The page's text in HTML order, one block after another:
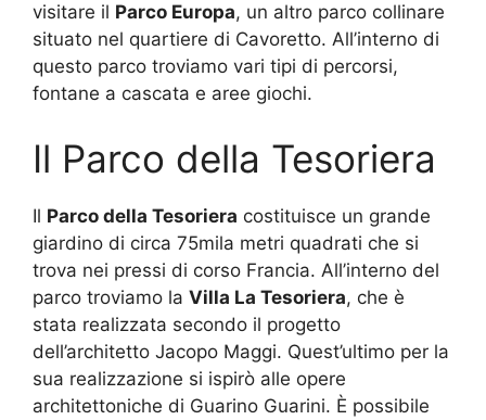
visitare il Parco Europa, un altro parco collinare
situato nel quartiere di Cavoretto. All’interno di
questo parco troviamo vari tipi di percorsi,
fontane a cascata e aree giochi.
Il Parco della Tesoriera
Il Parco della Tesoriera costituisce un grande
giardino di circa 75mila metri quadrati che si
trova nei pressi di corso Francia. All’interno del
parco troviamo la Villa La Tesoriera, che è
stata realizzata secondo il progetto
dell’architetto Jacopo Maggi. Quest’ultimo per la
sua realizzazione si ispirò alle opere
architettoniche di Guarino Guarini. È possibile